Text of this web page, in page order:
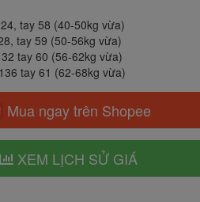
tay 58 (40-50kg vừa)
tay 59 (50-56kg vừa)
tay 60 (56-62kg vừa)
tay 61 (62-68kg vừa)
Mua ngay trên Shopee
XEM LỊCH SỬ GIÁ